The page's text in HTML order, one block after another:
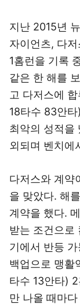
지난 2015년
자이언츠, 다
1홈런을 기록
같은 한 해를
고 다저스에
18타수 83안
최악의 성적을
외되며 벤치에
다저스와 계약
을 맞았다. 해
계약을 했다.
받는 조건으로
기에서 반등
백업으로 맹활
타수 13안타)
만 나올 때마